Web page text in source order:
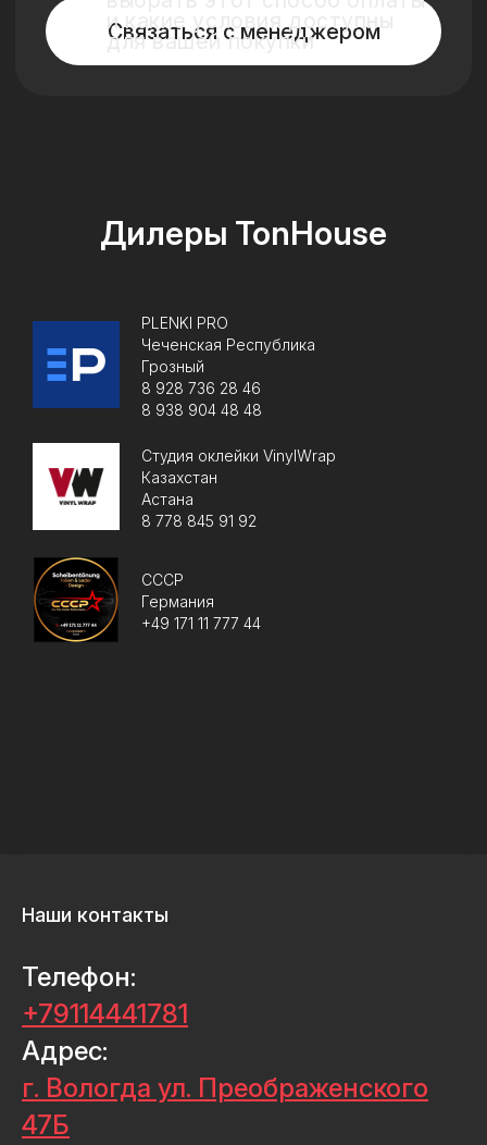
Дилеры TonHouse
PLENKI PRO
Чеченская Республика
Грозный
8 928 736 28 46
8 938 904 48 48
Студия оклейки VinylWrap
Казахстан
Астана
8 778 845 91 92
CCCP
Германия
+49 171 11 777 44
Наши контакты
Телефон:
+79114441781
Адрес:
г. Вологда ул. Преображенского
47Б